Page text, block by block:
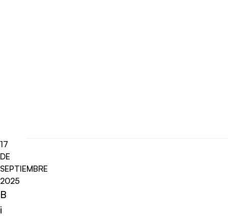
17
DE
SEPTIEMBRE
2025
B
i